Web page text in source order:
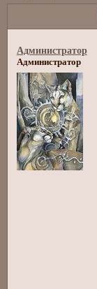
Администратор
Администратор